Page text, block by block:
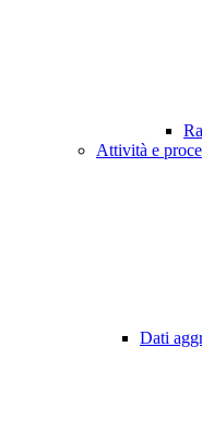
Attività e
Dati